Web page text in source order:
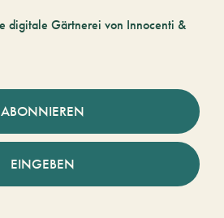
digitale Gärtnerei von Innocenti &
ABONNIEREN
EINGEBEN